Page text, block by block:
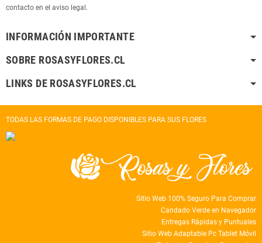
contacto en el aviso legal.
INFORMACIÓN IMPORTANTE
SOBRE ROSASYFLORES.CL
LINKS DE ROSASYFLORES.CL
TODAS LAS FORMAS DE PAGO DISPONIBLES PARA SUS FLORES
Sitio Web 100% Seguro Para Comprar
Candado Verde en Navegador
Entregas Rápidas y Puntuales
Sitio Web Adaptable Pc Tablet Móvil